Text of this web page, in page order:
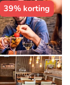
39% korting